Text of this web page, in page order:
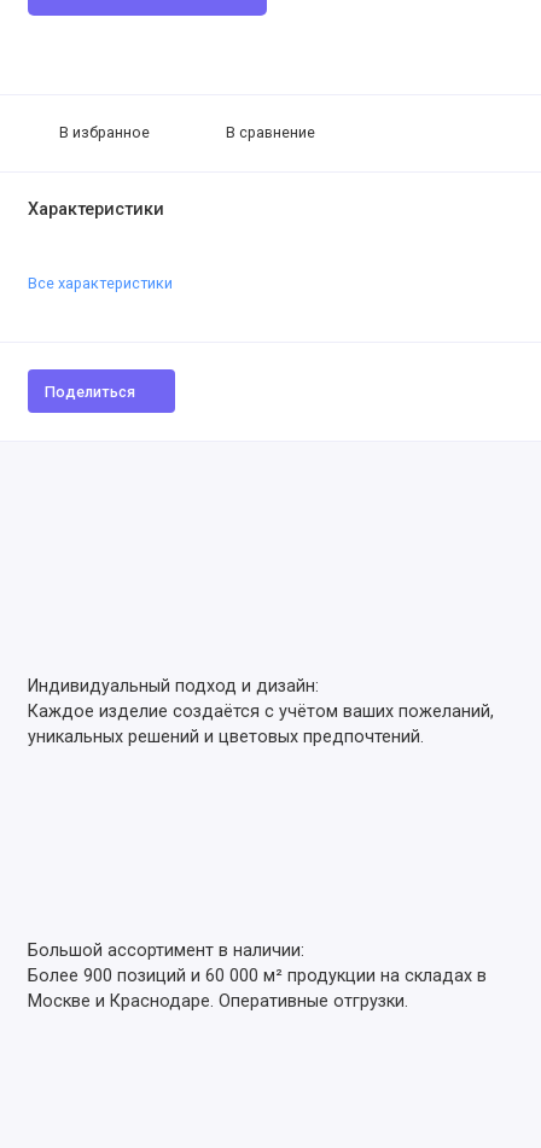
В избранное В сравнение
Характеристики
Все характеристики
Поделиться
Индивидуальный подход и дизайн:
Каждое изделие создаётся с учётом ваших пожеланий,
уникальных решений и цветовых предпочтений.
Большой ассортимент в наличии:
Более 900 позиций и 60 000 м² продукции на складах в
Москве и Краснодаре. Оперативные отгрузки.